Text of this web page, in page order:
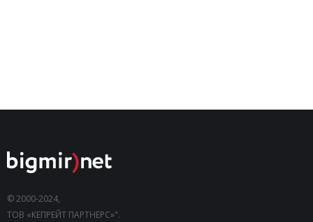
© 2000-2024,
ТОВ «КЕПРЕЙТ ПАРТНЕРС»".